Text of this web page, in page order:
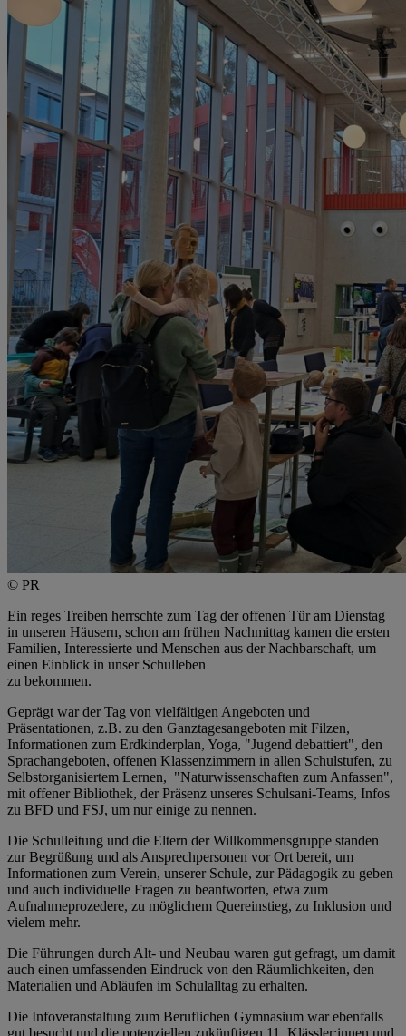
© PR
Ein reges Treiben herrschte zum Tag der offenen Tür am Dienstag
in unseren Häusern, schon am frühen Nachmittag kamen die ersten
Familien, Interessierte und Menschen aus der Nachbarschaft, um
einen Einblick in unser Schulleben
zu bekommen.
Geprägt war der Tag von vielfältigen Angeboten und
Präsentationen, z.B. zu den Ganztagesangeboten mit Filzen,
Informationen zum Erdkinderplan, Yoga, "Jugend debattiert", den
Sprachangeboten, offenen Klassenzimmern in allen Schulstufen, zu
Selbstorganisiertem Lernen, "Naturwissenschaften zum Anfassen",
mit offener Bibliothek, der Präsenz unseres Schulsani-Teams, Infos
zu BFD und FSJ, um nur einige zu nennen.
Die Schulleitung und die Eltern der Willkommensgruppe standen
zur Begrüßung und als Ansprechpersonen vor Ort bereit, um
Informationen zum Verein, unserer Schule, zur Pädagogik zu geben
und auch individuelle Fragen zu beantworten, etwa zum
Aufnahmeprozedere, zu möglichem Quereinstieg, zu Inklusion und
vielem mehr.
Die Führungen durch Alt- und Neubau waren gut gefragt, um damit
auch einen umfassenden Eindruck von den Räumlichkeiten, den
Materialien und Abläufen im Schulalltag zu erhalten.
Die Infoveranstaltung zum Beruflichen Gymnasium war ebenfalls
gut besucht und die potenziellen zukünftigen 11. Klässler:innen und